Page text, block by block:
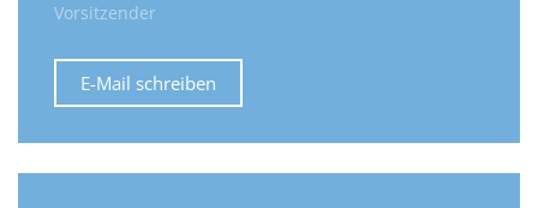
Vorsitzender
E-Mail schreiben